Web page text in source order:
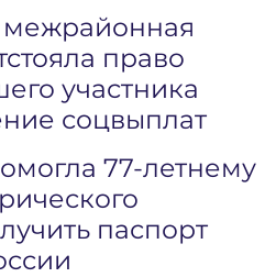
право
участника
соцвыплат
77-летнему
паспорт